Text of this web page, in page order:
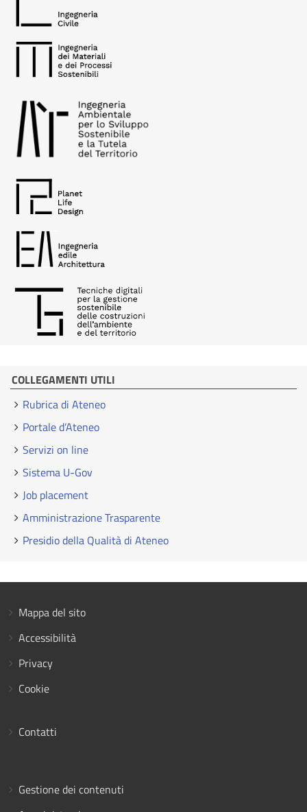
COLLEGAMENTI UTILI
Rubrica di Ateneo
Portale d’Ateneo
Servizi on line
Sistema U-Gov
Job placement
Amministrazione Trasparente
Presidio della Qualità di Ateneo
Mappa del sito
Accessibilità
Privacy
Cookie
Contatti
Gestione dei contenuti